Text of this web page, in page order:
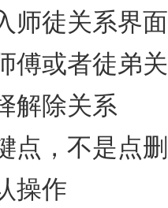
师徒关系界面
傅或者徒弟
解除关系
点，不是点
操作